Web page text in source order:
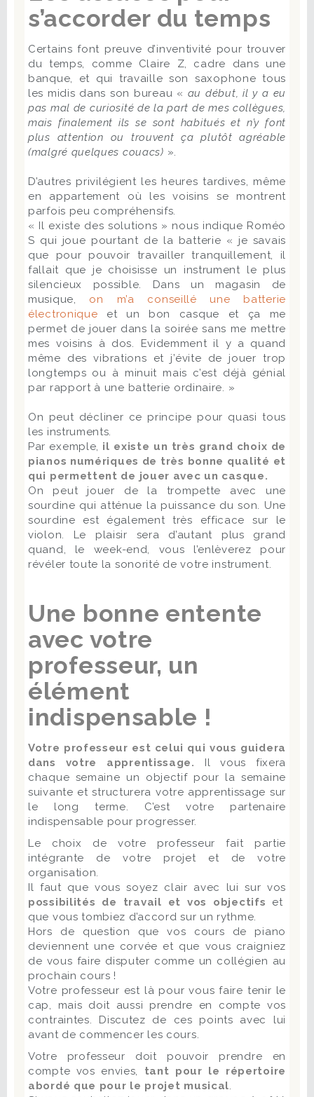
s’accorder du temps
Certains font preuve d’inventivité pour trouver
du temps, comme Claire Z, cadre dans une
banque, et qui travaille son saxophone tous
les midis dans son bureau « au début, il y a eu
pas mal de curiosité de la part de mes collègues,
mais finalement ils se sont habitués et n’y font
plus attention ou trouvent ça plutôt agréable
(malgré quelques couacs) ».
D’autres privilégient les heures tardives, même
en appartement où les voisins se montrent
parfois peu compréhensifs.
« Il existe des solutions » nous indique Roméo
S qui joue pourtant de la batterie « je savais
que pour pouvoir travailler tranquillement, il
fallait que je choisisse un instrument le plus
silencieux possible. Dans un magasin de
musique, on m’a conseillé une batterie
électronique et un bon casque et ça me
permet de jouer dans la soirée sans me mettre
mes voisins à dos. Evidemment il y a quand
même des vibrations et j’évite de jouer trop
longtemps ou à minuit mais c’est déjà génial
par rapport à une batterie ordinaire. »
On peut décliner ce principe pour quasi tous
les instruments.
Par exemple, il existe un très grand choix de
pianos numériques de très bonne qualité et
qui permettent de jouer avec un casque.
On peut jouer de la trompette avec une
sourdine qui atténue la puissance du son. Une
sourdine est également très efficace sur le
violon. Le plaisir sera d’autant plus grand
quand, le week-end, vous l’enlèverez pour
révéler toute la sonorité de votre instrument.
Une bonne entente
avec votre
professeur, un
élément
indispensable !
Votre professeur est celui qui vous guidera
dans votre apprentissage.
Il vous fixera
chaque semaine un objectif pour la semaine
suivante et structurera votre apprentissage sur
le long terme. C’est votre partenaire
indispensable pour progresser.
Le choix de votre professeur fait partie
intégrante de votre projet et de votre
organisation.
Il faut que vous soyez clair avec lui sur vos
possibilités de travail et vos objectifs et
que vous tombiez d’accord sur un rythme.
Hors de question que vos cours de piano
deviennent une corvée et que vous craigniez
de vous faire disputer comme un collégien au
prochain cours !
Votre professeur est là pour vous faire tenir le
cap, mais doit aussi prendre en compte vos
contraintes. Discutez de ces points avec lui
avant de commencer les cours.
Votre professeur doit pouvoir prendre en
compte vos envies, tant pour le répertoire
abordé que pour le projet musical